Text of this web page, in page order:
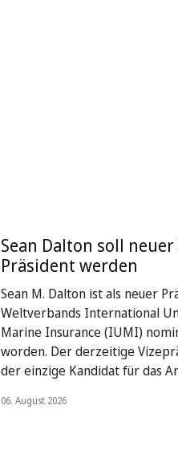
Sean Dalton soll
Präsident werden
Sean M. Dalton ist als neuer
Weltverbands International
Marine Insurance (IUMI)
worden. Der derzeitige
der einzige Kandidat für das
06. August 2026